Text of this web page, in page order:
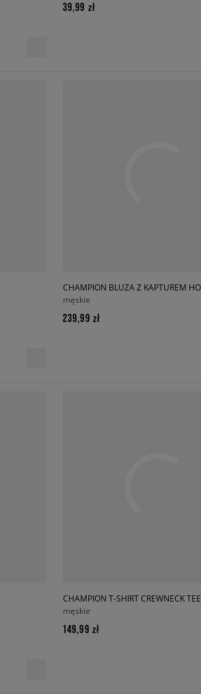
39,99 zł
męskie
239,99 zł
CHAMPION T-SHIRT CREWNECK TEE
męskie
149,99 zł